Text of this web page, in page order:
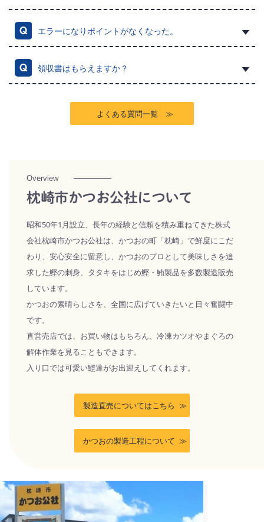
エラーになりポイントがなくなった。
領収書はもらえますか？
よくある質問一覧 ≫
Overview
枕崎市かつお公社について
昭和50年1月設立、長年の経験と信頼を積み重ねてきた株式
会社枕崎市かつお公社は、かつおの町「枕崎」で鮮度にこだ
わり、安心安全に留意し、かつおのプロとして美味しさを追
求した鰹の刺身、タタキをはじめ鰹・鮪製品を多数製造販売
しています。
かつおの素晴らしさを、全国に広げていきたいと日々奮闘中
です。
直営売店では、お買い物はもちろん、冷凍カツオやまぐろの
解体作業を見ることもできます。
入り口では可愛い鰹達がお出迎えしてくれます。
製造直売についてはこちら
かつおの製造工程について